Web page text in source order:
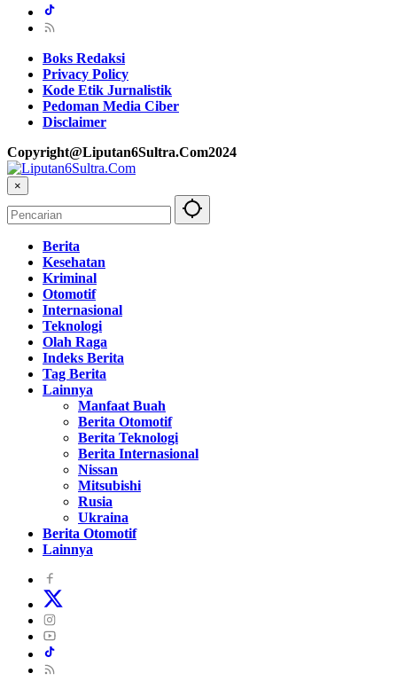
Boks Redaksi
Privacy Policy
Kode Etik Jurnalistik
Pedoman Media Ciber
Disclaimer
Copyright@Liputan6Sultra.Com2024
×
Berita
Kesehatan
Kriminal
Otomotif
Internasional
Teknologi
Olah Raga
Indeks Berita
Tag Berita
Lainnya
Manfaat Buah
Berita Otomotif
Berita Teknologi
Berita Internasional
Nissan
Mitsubishi
Rusia
Ukraina
Berita Otomotif
Lainnya